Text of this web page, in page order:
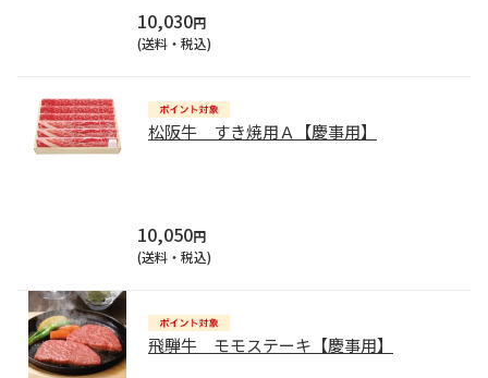
10,030円
(送料・税込)
松阪牛 すき焼用Ａ【慶事用】
10,050円
(送料・税込)
飛騨牛 モモステーキ【慶事用】